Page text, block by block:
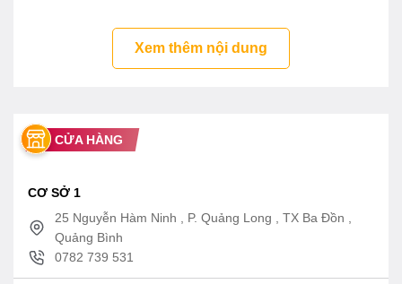
Xem thêm nội dung
CỬA HÀNG
CƠ SỞ 1
25 Nguyễn Hàm Ninh , P. Quảng Long , TX Ba Đồn ,
Quảng Bình
0782 739 531